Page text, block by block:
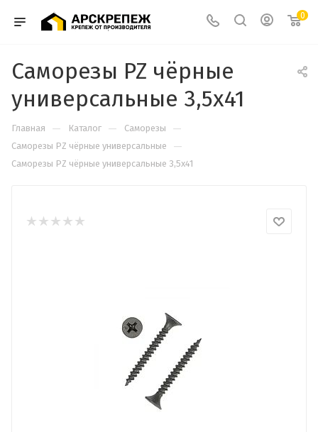
0
Саморезы PZ чёрные
универсальные 3,5х41
Главная — Каталог — Саморезы —
Cаморезы PZ чёрные универсальные —
Саморезы PZ чёрные универсальные 3,5х41